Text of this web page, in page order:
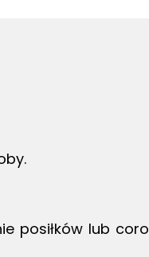
posiłków lub